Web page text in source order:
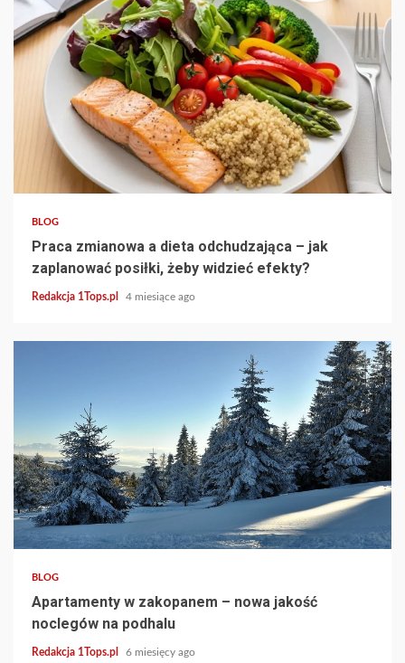
3 min read
BLOG
Praca zmianowa a dieta odchudzająca – jak
zaplanować posiłki, żeby widzieć efekty?
Redakcja 1Tops.pl 4 miesiące ago
3 min read
BLOG
Apartamenty w zakopanem – nowa jakość
noclegów na podhalu
Redakcja 1Tops.pl 6 miesięcy ago